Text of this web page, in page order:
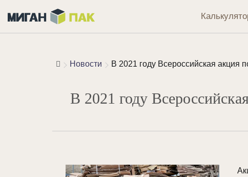
Новости В 2021 году Всероссийская акция
В 2021 году